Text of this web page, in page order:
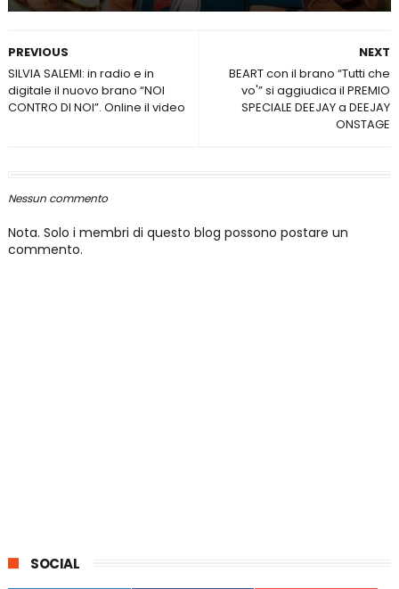
NEXT
BEART con il brano “Tutti che
vo'” si aggiudica il PREMIO
SPECIALE DEEJAY a DEEJAY
ONSTAGE
PREVIOUS
SILVIA SALEMI: in radio e in
digitale il nuovo brano “NOI
CONTRO DI NOI”. Online il video
Nessun commento
Nota. Solo i membri di questo blog possono postare un
commento.
SOCIAL